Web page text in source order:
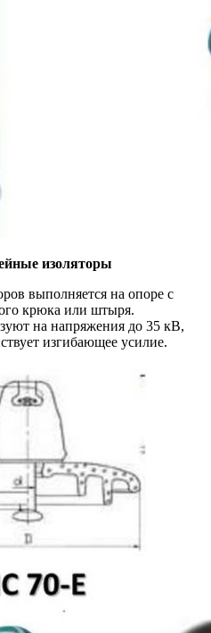
изоляторы
выполняется на опоре с
крюка или штыря.
на напряжения до 35 кВ,
изгибающее усилие.